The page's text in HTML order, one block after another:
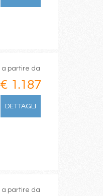
a partire da
€ 1.187
DETTAGLI
a partire da